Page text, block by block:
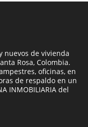
nuevos de vivienda
Rosa, Colombia.
oficinas, en
de respaldo en un
INMOBILIARIA del